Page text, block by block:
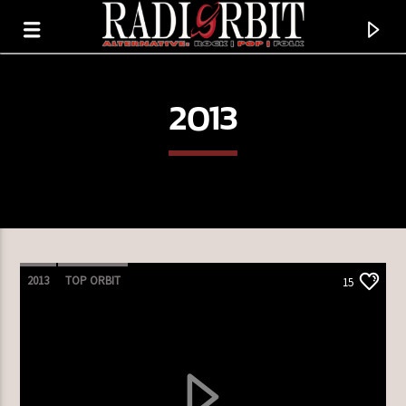
PAST, PRESENT AND FUTURE
2013
2013 TOP ORBIT 15